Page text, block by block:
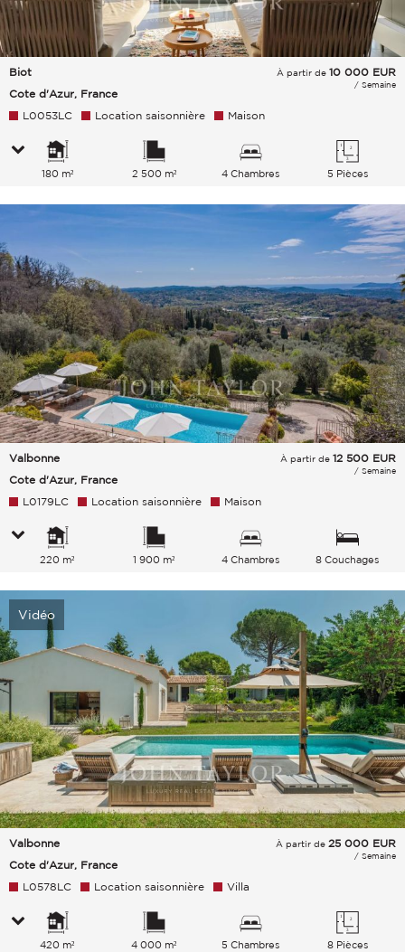
Biot
Cote d'Azur, France
À partir de 10 000 EUR
/ Semaine
L0053LC Location saisonnière Maison
180 m² 2 500 m² 4 Chambres 5 Pièces
Valbonne
Cote d'Azur, France
À partir de 12 500 EUR
/ Semaine
L0179LC Location saisonnière Maison
220 m² 1 900 m² 4 Chambres 8 Couchages
Vidéo
Valbonne
Cote d'Azur, France
À partir de 25 000 EUR
/ Semaine
L0578LC Location saisonnière Villa
420 m² 4 000 m² 5 Chambres 8 Pièces